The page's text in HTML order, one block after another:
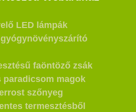
LED lámpák
faöntöző zsák
paradicsom magok
szőnyeg
termesztésből